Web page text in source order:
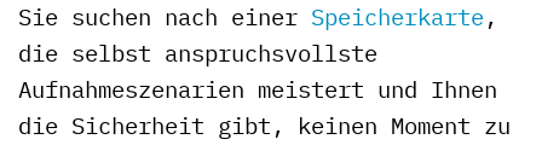
Sie suchen nach einer Speicherkarte,
die selbst anspruchsvollste
Aufnahmeszenarien meistert und Ihnen
die Sicherheit gibt, keinen Moment zu